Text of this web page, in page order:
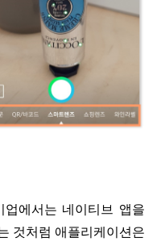
업에서는 네이티브 앱을
것처럼 애플리케이션은